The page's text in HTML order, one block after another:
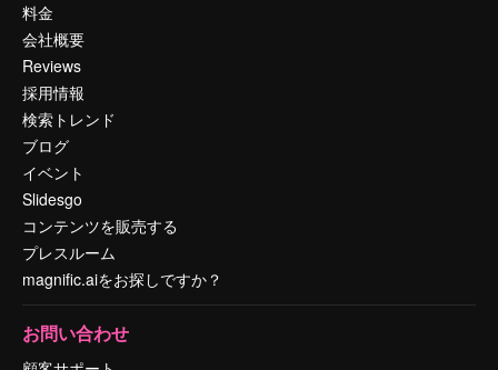
料金
会社概要
Reviews
採用情報
検索トレンド
ブログ
イベント
Slidesgo
コンテンツを販売する
プレスルーム
magnific.aiをお探しですか？
お問い合わせ